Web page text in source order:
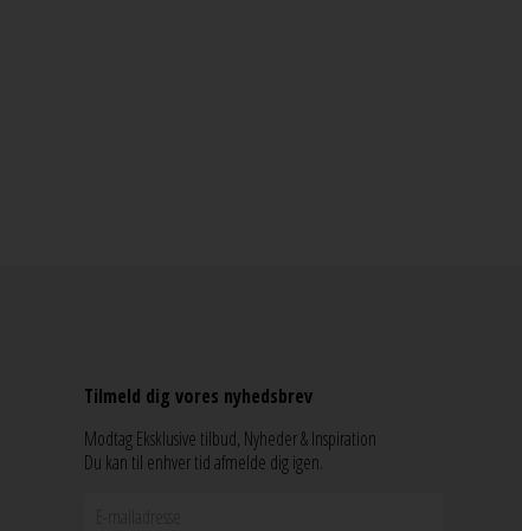
Tilmeld dig vores nyhedsbrev
Modtag Eksklusive tilbud, Nyheder & Inspiration
Du kan til enhver tid afmelde dig igen.